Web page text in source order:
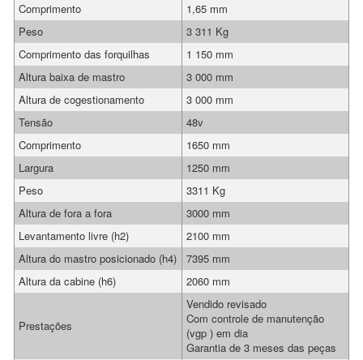
Comprimento
1,65 mm
Peso
3 311 Kg
Comprimento das forquilhas
1 150 mm
Altura baixa de mastro
3 000 mm
Altura de cogestionamento
3 000 mm
Tensão
48v
Comprimento
1650 mm
Largura
1250 mm
Peso
3311 Kg
Altura de fora a fora
3000 mm
Levantamento livre (h2)
2100 mm
Altura do mastro posicionado (h4)
7395 mm
Altura da cabine (h6)
2060 mm
Prestações
Vendido revisado
Com controle de manutenção
(vgp ) em dia
Garantia de 3 meses das peças